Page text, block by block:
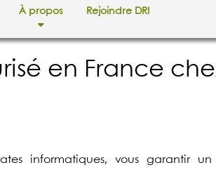
À propos Rejoindre DRI
en France
informatiques, vous garantir un